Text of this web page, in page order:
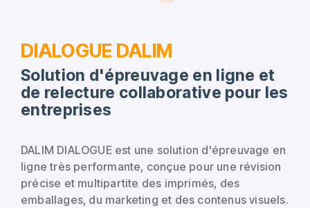
DIALOGUE DALIM
Solution d'épreuvage en ligne et
de relecture collaborative pour les
entreprises
DALIM DIALOGUE est une solution d'épreuvage en
ligne très performante, conçue pour une révision
précise et multipartite des imprimés, des
emballages, du marketing et des contenus visuels.